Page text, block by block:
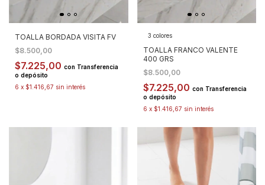
TOALLA BORDADA VISITA FV
$8.500,00
$7.225,00 con Transferencia
o depósito
6 x $1.416,67 sin interés
3 colores
TOALLA FRANCO VALENTE
400 GRS
$8.500,00
$7.225,00 con Transferencia
o depósito
6 x $1.416,67 sin interés